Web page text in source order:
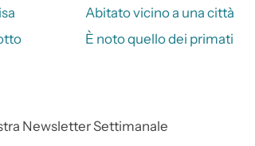
Abitato vicino a una città
È noto quello dei primati
Newsletter Settimanale